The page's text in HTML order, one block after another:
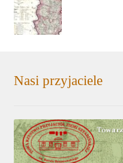
Nasi przyjaciele